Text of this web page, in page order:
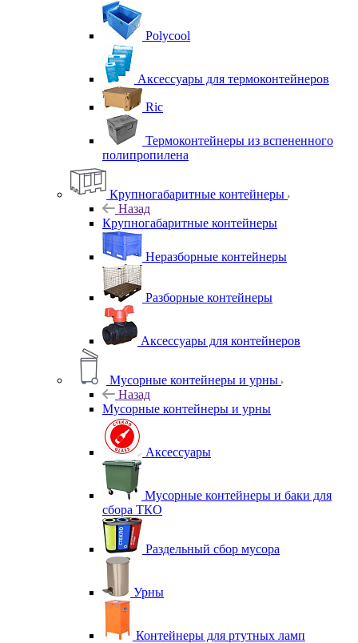
Polycool
Аксессуары для термоконтейнеров
Ric
Термоконтейнеры из вспененного
полипропилена
Крупногабаритные контейнеры
Назад
Крупногабаритные контейнеры
Неразборные контейнеры
Разборные контейнеры
Аксессуары для контейнеров
Мусорные контейнеры и урны
Назад
Мусорные контейнеры и урны
Аксессуары
Мусорные контейнеры и баки для
сбора ТКО
Раздельный сбор мусора
Урны
Контейнеры для ртутных ламп